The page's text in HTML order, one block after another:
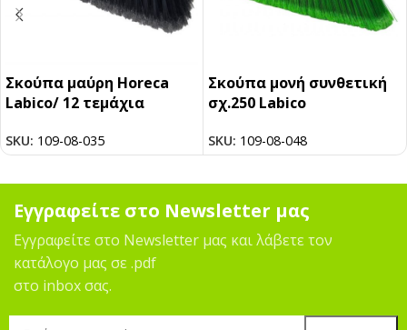
Σκούπα μαύρη Horeca
Labico/ 12 τεμάχια
SKU: 109-08-035
Σκούπα μονή συνθετική
σχ.250 Labico
SKU: 109-08-048
Εγγραφείτε στο Newsletter μας
Εγγραφείτε στο Newsletter μας και λάβετε τον
κατάλογο μας σε .pdf
στο inbox σας.